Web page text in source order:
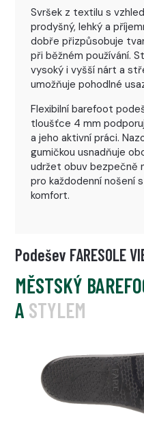
Svršek z textilu s
prodyšný, lehký a
dobře přizpůsobuje
při běžném používání.
vysoký i vyšší nárt a
umožňuje pohodlné
Flexibilní barefoot
tloušťce 4 mm
a jeho aktivní práci.
gumičkou usnadňuje
udržet obuv bezpečně
pro každodenní nošení
komfort.
Podešev FARESOLE
MĚSTSKÝ
A STYLEM